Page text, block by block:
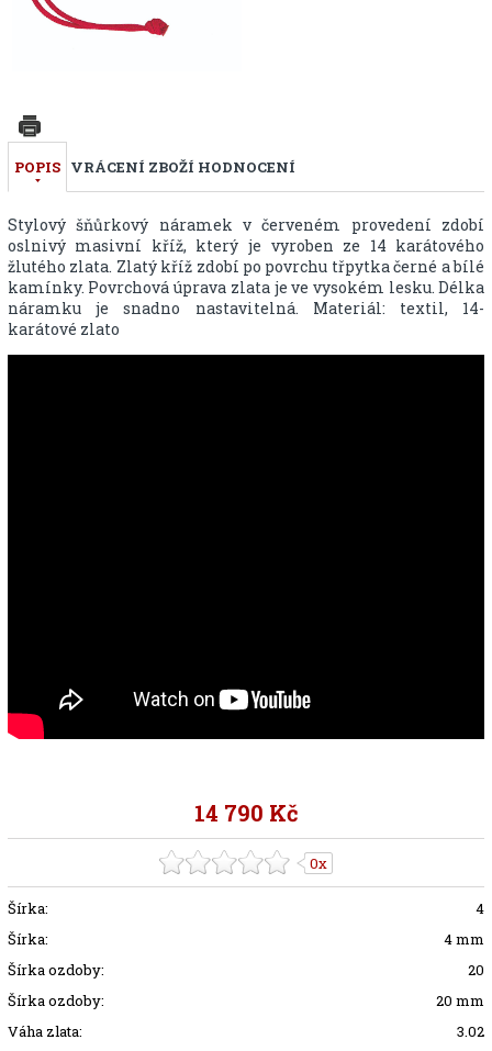
POPIS VRÁCENÍ ZBOŽÍ HODNOCENÍ
Stylový šňůrkový náramek v červeném provedení zdobí
oslnivý masivní kříž, který je vyroben ze 14 karátového
žlutého zlata. Zlatý kříž zdobí po povrchu třpytka černé a bílé
kamínky. Povrchová úprava zlata je ve vysokém lesku. Délka
náramku je snadno nastavitelná. Materiál: textil, 14-
karátové zlato
14 790 Kč
0x
Šírka:
4
Šírka:
4 mm
Šírka ozdoby:
20
Šírka ozdoby:
20 mm
Váha zlata:
3.02